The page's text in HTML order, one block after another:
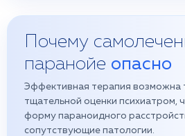
Почему
паранойе опасно
Эффективная терапия возможна
тщательной оценки психиатром,
форму параноидного
сопутствующие патологии.